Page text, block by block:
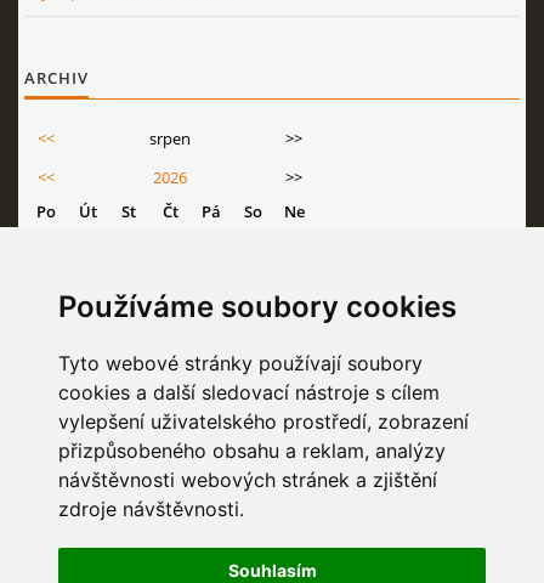
Používáme soubory cookies
Tyto webové stránky používají soubory
cookies a další sledovací nástroje s cílem
vylepšení uživatelského prostředí, zobrazení
přizpůsobeného obsahu a reklam, analýzy
návštěvnosti webových stránek a zjištění
zdroje návštěvnosti.
Souhlasím
ARCHIV
<< srpen
>>
<<
2026
>>
Po
Út St Čt Pá So
Ne
11 12 13 14 15
16
18 19 20 21 22
23
25 26 27 28 29
30
STATISTIKY